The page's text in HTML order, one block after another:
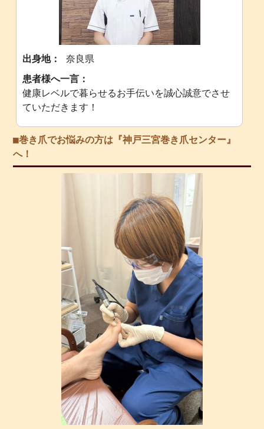
出身地：
奈良県
患者様へ一言：
健康レベルで暮らせるお手伝いを誠心誠意でさせ
ていただきます！
■巻き爪でお悩みの方は『神戸三宮巻き爪センター』
へ！